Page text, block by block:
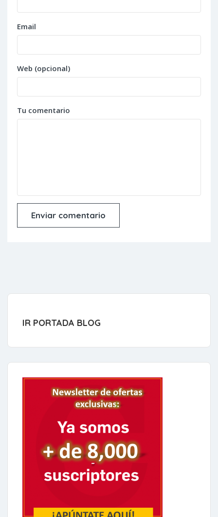
Email
Web (opcional)
Tu comentario
IR PORTADA BLOG